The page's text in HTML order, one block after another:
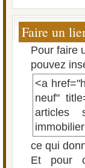
Faire un
Pour faire
pouvez
<a
neuf"
articles
ce qui
Et pour